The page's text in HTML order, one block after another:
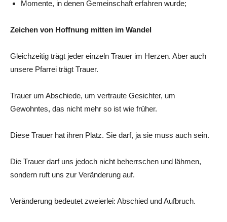
Momente, in denen Gemeinschaft erfahren wurde;
Zeichen von Hoffnung mitten im Wandel
Gleichzeitig trägt jeder einzeln Trauer im Herzen. Aber auch
unsere Pfarrei trägt Trauer.
Trauer um Abschiede, um vertraute Gesichter, um
Gewohntes, das nicht mehr so ist wie früher.
Diese Trauer hat ihren Platz. Sie darf, ja sie muss auch sein.
Die Trauer darf uns jedoch nicht beherrschen und lähmen,
sondern ruft uns zur Veränderung auf.
Veränderung bedeutet zweierlei: Abschied und Aufbruch.